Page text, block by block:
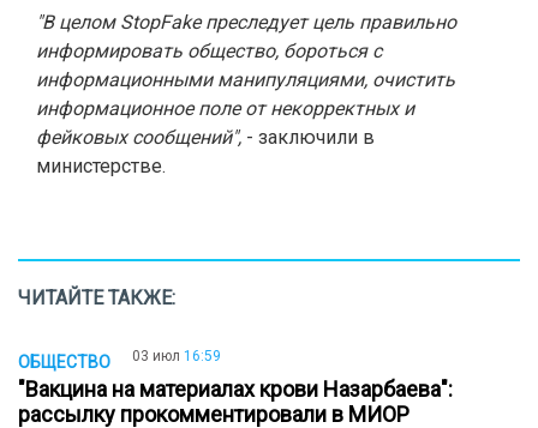
"В целом StopFake преследует цель правильно
информировать общество, бороться с
информационными манипуляциями, очистить
информационное поле от некорректных и
фейковых сообщений", - заключили в
министерстве.
ЧИТАЙТЕ ТАКЖЕ:
ОБЩЕСТВО 03 июл 16:59
"Вакцина на материалах крови Назарбаева":
рассылку прокомментировали в МИОР